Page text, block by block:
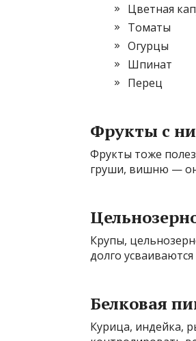
Цветная
Томаты
Огурцы
Шпинат
Перец
Фрукты с
Фрукты тоже
груши, вишню —
Крупы,
долго
Белковая
Курица, индейка,